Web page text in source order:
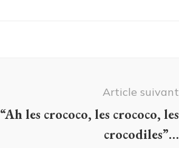
Article suivant
“Ah les crococo, les crococo, les
crocodiles”…